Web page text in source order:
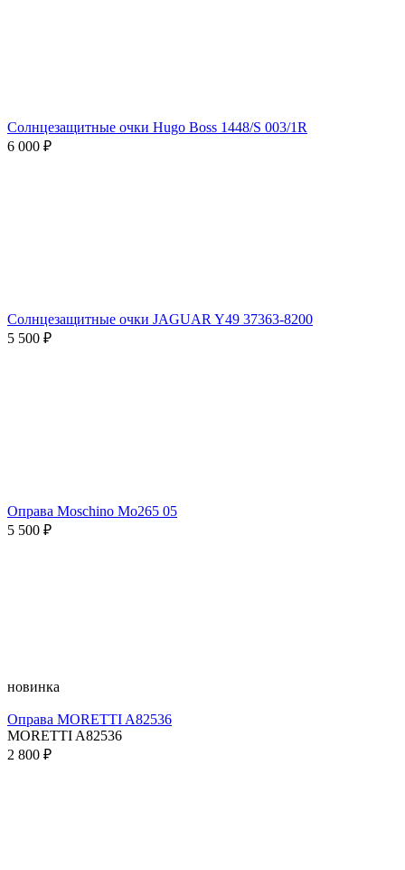
Солнцезащитные очки Hugo Boss 1448/S 003/1R
6 000 ₽
Солнцезащитные очки JAGUAR Y49 37363-8200
5 500 ₽
Оправа Moschino Mo265 05
5 500 ₽
новинка
Оправа MORETTI A82536
MORETTI A82536
2 800 ₽